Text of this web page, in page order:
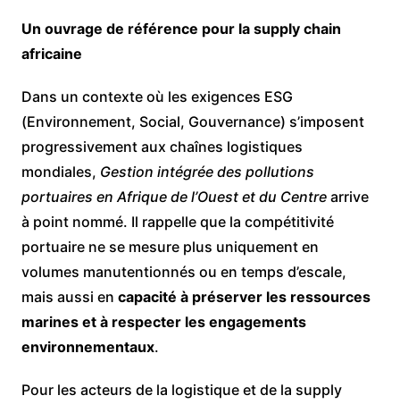
Un ouvrage de référence pour la supply chain
africaine
Dans un contexte où les exigences ESG
(Environnement, Social, Gouvernance) s’imposent
progressivement aux chaînes logistiques
mondiales, Gestion intégrée des pollutions
portuaires en Afrique de l’Ouest et du Centrearrive
à point nommé. Il rappelle que la compétitivité
portuaire ne se mesure plus uniquement en
volumes manutentionnés ou en temps d’escale,
mais aussi en capacité à préserver les ressources
marines et à respecter les engagements
environnementaux.
Pour les acteurs de la logistique et de la supply